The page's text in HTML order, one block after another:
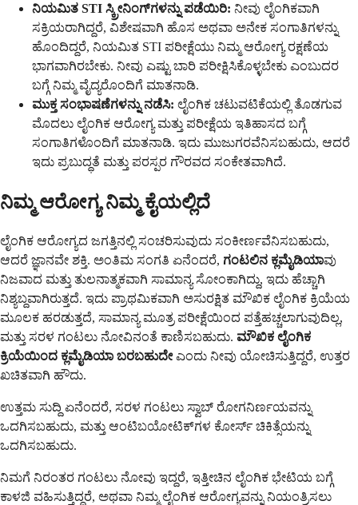
ನಿಯಮಿತ STI ಸ್ಕ್ರೀನಿಂಗ್‌ಗಳನ್ನು ಪಡೆಯಿರಿ: ನೀವು ಲೈಂಗಿಕವಾಗಿ
ಸಕ್ರಿಯರಾಗಿದ್ದರೆ, ವಿಶೇಷವಾಗಿ ಹೊಸ ಅಥವಾ ಅನೇಕ ಸಂಗಾತಿಗಳನ್ನು
ಹೊಂದಿದ್ದರೆ, ನಿಯಮಿತ STI ಪರೀಕ್ಷೆಯು ನಿಮ್ಮ ಆರೋಗ್ಯ ರಕ್ಷಣೆಯ
ಭಾಗವಾಗಿರಬೇಕು. ನೀವು ಎಷ್ಟು ಬಾರಿ ಪರೀಕ್ಷಿಸಿಕೊಳ್ಳಬೇಕು ಎಂಬುದರ
ಬಗ್ಗೆ ನಿಮ್ಮ ವೈದ್ಯರೊಂದಿಗೆ ಮಾತನಾಡಿ.
ಮುಕ್ತ ಸಂಭಾಷಣೆಗಳನ್ನು ನಡೆಸಿ: ಲೈಂಗಿಕ ಚಟುವಟಿಕೆಯಲ್ಲಿ ತೊಡಗುವ
ಮೊದಲು ಲೈಂಗಿಕ ಆರೋಗ್ಯ ಮತ್ತು ಪರೀಕ್ಷೆಯ ಇತಿಹಾಸದ ಬಗ್ಗೆ
ಸಂಗಾತಿಗಳೊಂದಿಗೆ ಮಾತನಾಡಿ. ಇದು ಮುಜುಗರವೆನಿಸಬಹುದು, ಆದರೆ
ಇದು ಪ್ರಬುದ್ಧತೆ ಮತ್ತು ಪರಸ್ಪರ ಗೌರವದ ಸಂಕೇತವಾಗಿದೆ.
ನಿಮ್ಮ ಆರೋಗ್ಯ ನಿಮ್ಮ ಕೈಯಲ್ಲಿದೆ
ಲೈಂಗಿಕ ಆರೋಗ್ಯದ ಜಗತ್ತಿನಲ್ಲಿ ಸಂಚರಿಸುವುದು ಸಂಕೀರ್ಣವೆನಿಸಬಹುದು,
ಆದರೆ ಜ್ಞಾನವೇ ಶಕ್ತಿ. ಅಂತಿಮ ಸಂಗತಿ ಏನೆಂದರೆ, ಗಂಟಲಿನ ಕ್ಲಮೈಡಿಯಾವು
ನಿಜವಾದ ಮತ್ತು ತುಲನಾತ್ಮಕವಾಗಿ ಸಾಮಾನ್ಯ ಸೋಂಕಾಗಿದ್ದು, ಇದು ಹೆಚ್ಚಾಗಿ
ನಿಶ್ಯಬ್ದವಾಗಿರುತ್ತದೆ. ಇದು ಪ್ರಾಥಮಿಕವಾಗಿ ಅಸುರಕ್ಷಿತ ಮೌಖಿಕ ಲೈಂಗಿಕ ಕ್ರಿಯೆಯ
ಮೂಲಕ ಹರಡುತ್ತದೆ, ಸಾಮಾನ್ಯ ಮೂತ್ರ ಪರೀಕ್ಷೆಯಿಂದ ಪತ್ತೆಹಚ್ಚಲಾಗುವುದಿಲ್ಲ,
ಮತ್ತು ಸರಳ ಗಂಟಲು ನೋವಿನಂತೆ ಕಾಣಿಸಬಹುದು. ಮೌಖಿಕ ಲೈಂಗಿಕ
ಕ್ರಿಯೆಯಿಂದ ಕ್ಲಮೈಡಿಯಾ ಬರಬಹುದೇಎಂದು ನೀವು ಯೋಚಿಸುತ್ತಿದ್ದರೆ, ಉತ್ತರ
ಖಚಿತವಾಗಿ ಹೌದು.
ಉತ್ತಮ ಸುದ್ದಿ ಏನೆಂದರೆ, ಸರಳ ಗಂಟಲು ಸ್ವಾಬ್ ರೋಗನಿರ್ಣಯವನ್ನು
ಒದಗಿಸಬಹುದು, ಮತ್ತು ಆಂಟಿಬಯೋಟಿಕ್‌ಗಳ ಕೋರ್ಸ್ ಚಿಕಿತ್ಸೆಯನ್ನು
ಒದಗಿಸಬಹುದು.
ನಿಮಗೆ ನಿರಂತರ ಗಂಟಲು ನೋವು ಇದ್ದರೆ, ಇತ್ತೀಚಿನ ಲೈಂಗಿಕ ಭೇಟಿಯ ಬಗ್ಗೆ
ಕಾಳಜಿ ವಹಿಸುತ್ತಿದ್ದರೆ, ಅಥವಾ ನಿಮ್ಮ ಲೈಂಗಿಕ ಆರೋಗ್ಯವನ್ನು ನಿಯಂತ್ರಿಸಲು